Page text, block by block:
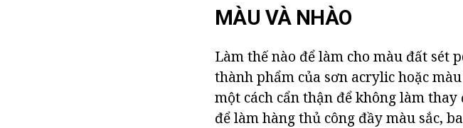
MÀU VÀ NHÀO
Làm thế nào để làm cho màu đất sét
thành phẩm của sơn acrylic hoặc
một cách cẩn thận để không làm
để làm hàng thủ công đầy màu sắc,